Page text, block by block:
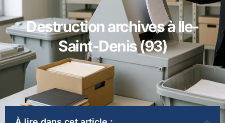
Destruction archives à Ile-
Saint-Denis (93)